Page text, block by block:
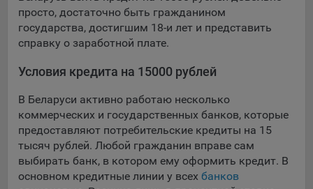
При этом, некоторые браузеры позволяют посещать
интернет-сайты в режиме «Инкогнито», чтобы ограничить
хранимый на компьютере объем информации и
автоматически удалять сессионные файлы cookie. Кроме
того, субъект персональных данных может удалить ранее
сохраненные файлов cookie выбрав соответствующую
Подробнее о параметрах управления можно ознакомиться,
перейдя по внешним ссылкам, ведущим на
соответствующие страницы сайтов основных браузеров:
просто, достаточно быть гражданином
государства, достигшим 18-и лет и представить
справку о заработной плате.
Условия кредита на 15000 рублей
В Беларуси активно работаю несколько
коммерческих и государственных банков, которые
предоставляют потребительские кредиты на 15
тысяч рублей. Любой гражданин вправе сам
выбирать банк, в котором ему оформить кредит. В
основном кредитные линии у всех банков